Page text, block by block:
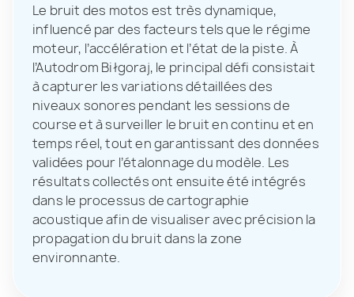
Le bruit des motos est très dynamique,
influencé par des facteurs tels que le régime
moteur, l’accélération et l’état de la piste. À
l’Autodrom Biłgoraj, le principal défi consistait
à capturer les variations détaillées des
niveaux sonores pendant les sessions de
course et à surveiller le bruit en continu et en
temps réel, tout en garantissant des données
validées pour l’étalonnage du modèle. Les
résultats collectés ont ensuite été intégrés
dans le processus de cartographie
acoustique afin de visualiser avec précision la
propagation du bruit dans la zone
environnante.